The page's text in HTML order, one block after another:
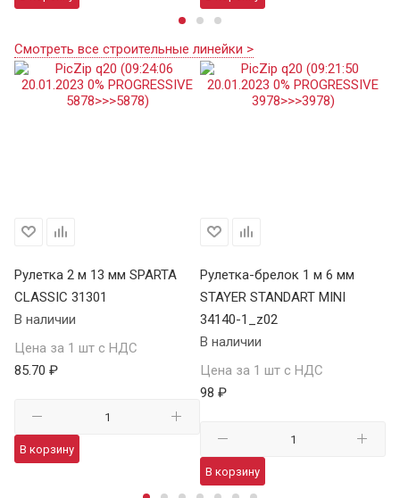
Смотреть все строительные линейки >
Рулетка 2 м 13 мм SPARTA
CLASSIC 31301
В наличии
Цена за 1 шт с НДС
85.70 ₽
В корзину
Рулетка-брелок 1 м 6 мм
STAYER STANDART MINI
34140-1_z02
В наличии
Цена за 1 шт с НДС
98 ₽
В корзину